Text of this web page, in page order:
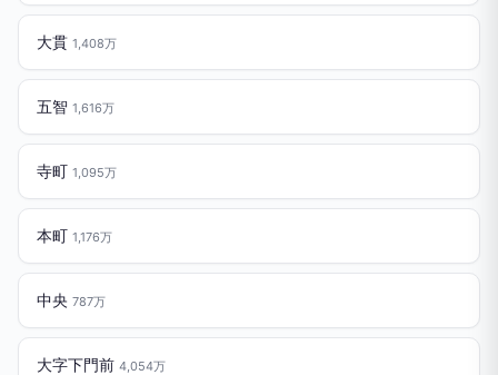
大貫 1,408万
五智 1,616万
寺町 1,095万
本町 1,176万
中央 787万
大字下門前 4,054万